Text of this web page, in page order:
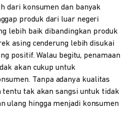
dari konsumen dan banyak
produk dari luar negeri
lebih baik dibandingkan produk
asing cenderung lebih disukai
positif. Walau begitu, penamaan
akan cukup untuk
Tanpa adanya kualitas
tentu tak akan sangsi untuk tidak
ulang hingga menjadi konsumen